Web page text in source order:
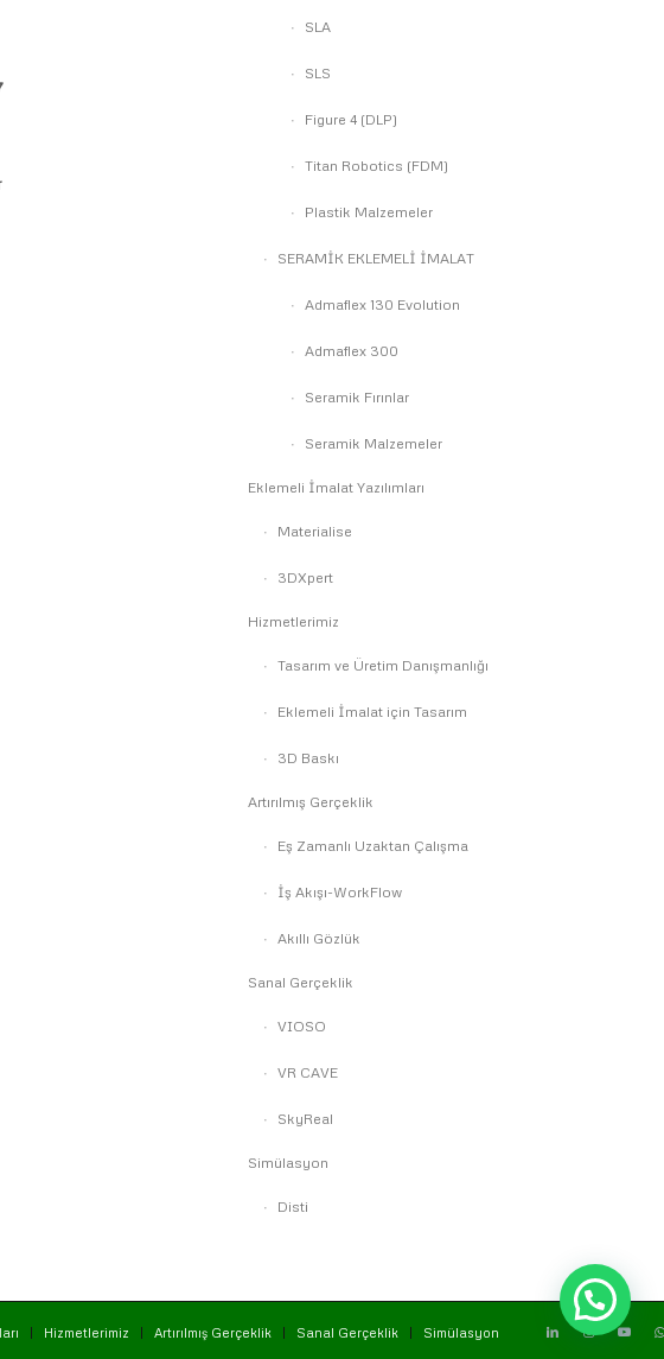
SLA
SLS
Figure 4 (DLP)
Titan Robotics (FDM)
Plastik Malzemeler
SERAMİK EKLEMELİ İMALAT
Admaflex 130 Evolution
Admaflex 300
Seramik Fırınlar
Seramik Malzemeler
Eklemeli İmalat Yazılımları
Materialise
3DXpert
Hizmetlerimiz
Tasarım ve Üretim Danışmanlığı
Eklemeli İmalat için Tasarım
3D Baskı
Artırılmış Gerçeklik
Eş Zamanlı Uzaktan Çalışma
İş Akışı-WorkFlow
Akıllı Gözlük
Sanal Gerçeklik
VIOSO
VR CAVE
SkyReal
Simülasyon
Disti
Hizmetlerimiz Artırılmış Gerçeklik Sanal Gerçeklik Simülasyon